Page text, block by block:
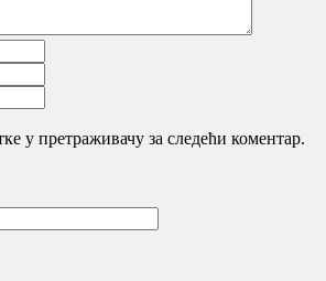
у претраживачу за следећи коментар.